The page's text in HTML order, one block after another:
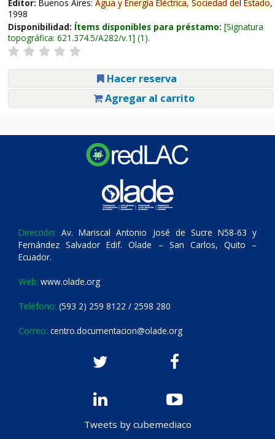
Editor: Buenos Aires: Agua y Energía Eléctrica, Sociedad del Estado,
1998
Disponibilidad: Ítems disponibles para préstamo: Signatura
topográfica: 621.374.5/A282/v.1 (1).
Hacer reserva
Agregar al carrito
Dirección: Av. Mariscal Antonio José de Sucre N58-63 y
Fernández Salvador Edif. Olade – San Carlos, Quito –
Ecuador.
Web: www.olade.org
Teléfono: (593 2) 259 8122 / 2598 280
Correo: centro.documentacion@olade.org
Tweets by cubemediaco